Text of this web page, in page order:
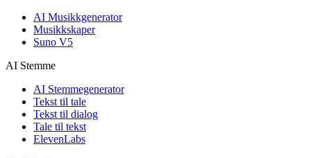
AI Musikkgenerator
Musikkskaper
Suno V5
AI Stemme
AI Stemmegenerator
Tekst til tale
Tekst til dialog
Tale til tekst
ElevenLabs